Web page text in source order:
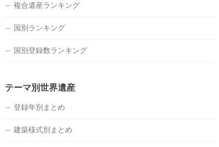
複合遺産ランキング
国別ランキング
国別登録数ランキング
テーマ別世界遺産
登録年別まとめ
建築様式別まとめ